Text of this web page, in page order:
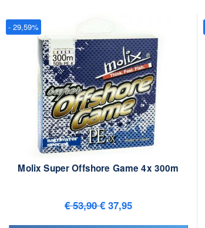
Molix Super Offshore Game 4x 300m
€ 53,90€ 37,95
- 29,59%